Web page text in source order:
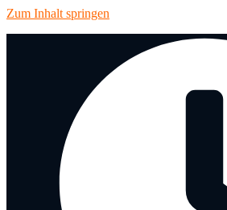
Zum Inhalt springen